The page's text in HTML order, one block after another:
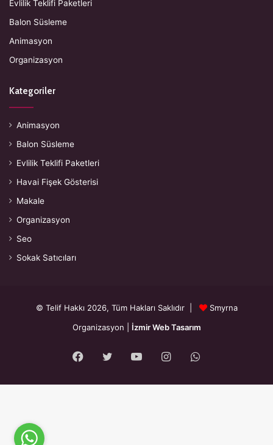
Evlilik Teklifi Paketleri
Balon Süsleme
Animasyon
Organizasyon
Kategoriler
Animasyon
Balon Süsleme
Evlilik Teklifi Paketleri
Havai Fişek Gösterisi
Makale
Organizasyon
Seo
Sokak Satıcıları
© Telif Hakkı 2026, Tüm Hakları Saklıdır |
Smyrna
Organizasyon
İzmir Web Tasarım
Facebook
TwitterYouTubeInstagramWhatsApp
content\/plugins\/*","\/wp-content\/themes\/smyrna\/*","\/*\\?(.+)"]}},
{"not":{"selector_matches":"a[rel~=\"nofollow\"]"}},{"not":